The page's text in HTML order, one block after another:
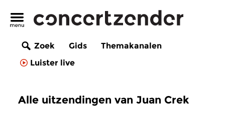
Zoek Gids
Themakanalen
Luister live
Alle uitzendingen van Juan Crek